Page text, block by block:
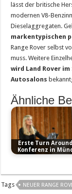
lässt der britische
modernen V8-
Dieselaggregaten.
markentypischen
Range Rover selbst
muss. Weitere
wird Land Rover
Autosalons
Ähnliche
Erste Turn
Konferenz in
Tags NEUER RANGE